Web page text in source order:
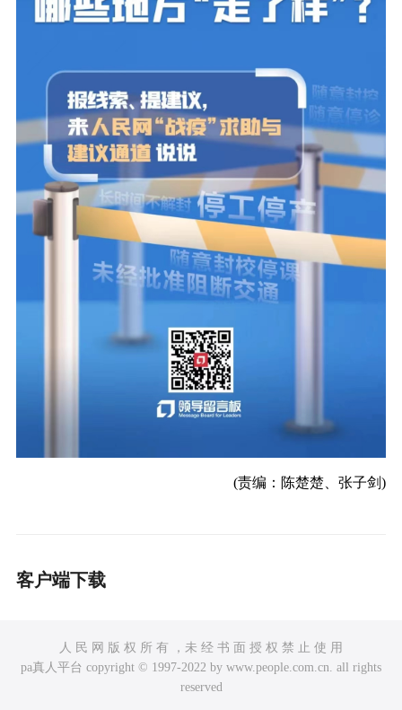
(责编：陈楚楚、张子剑)
客户端下载
人 民 网 版 权 所 有 ，未 经 书 面 授 权 禁 止 使 用
pa真人平台 copyright © 1997-2022 by www.people.com.cn. all rights
reserved